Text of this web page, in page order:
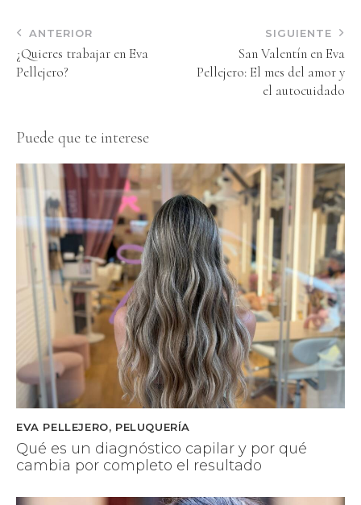
ANTERIOR
¿Quieres trabajar en Eva
Pellejero?
SIGUIENTE
San Valentín en Eva
Pellejero: El mes del amor y
el autocuidado
Puede que te interese
EVA PELLEJERO, PELUQUERÍA
Qué es un diagnóstico capilar y por qué
cambia por completo el resultado